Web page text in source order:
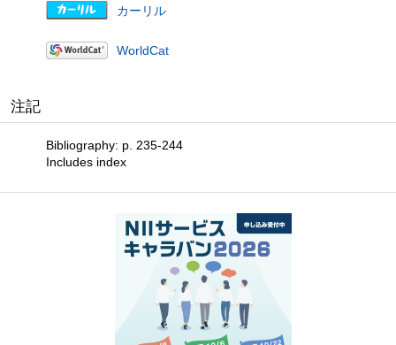
カーリル
WorldCat
注記
Bibliography: p. 235-244
Includes index